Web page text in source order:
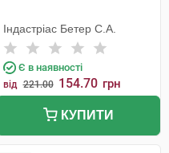
Індастріас Бетер С.А.
Є в наявності
від 221.00 154.70 грн
КУПИТИ